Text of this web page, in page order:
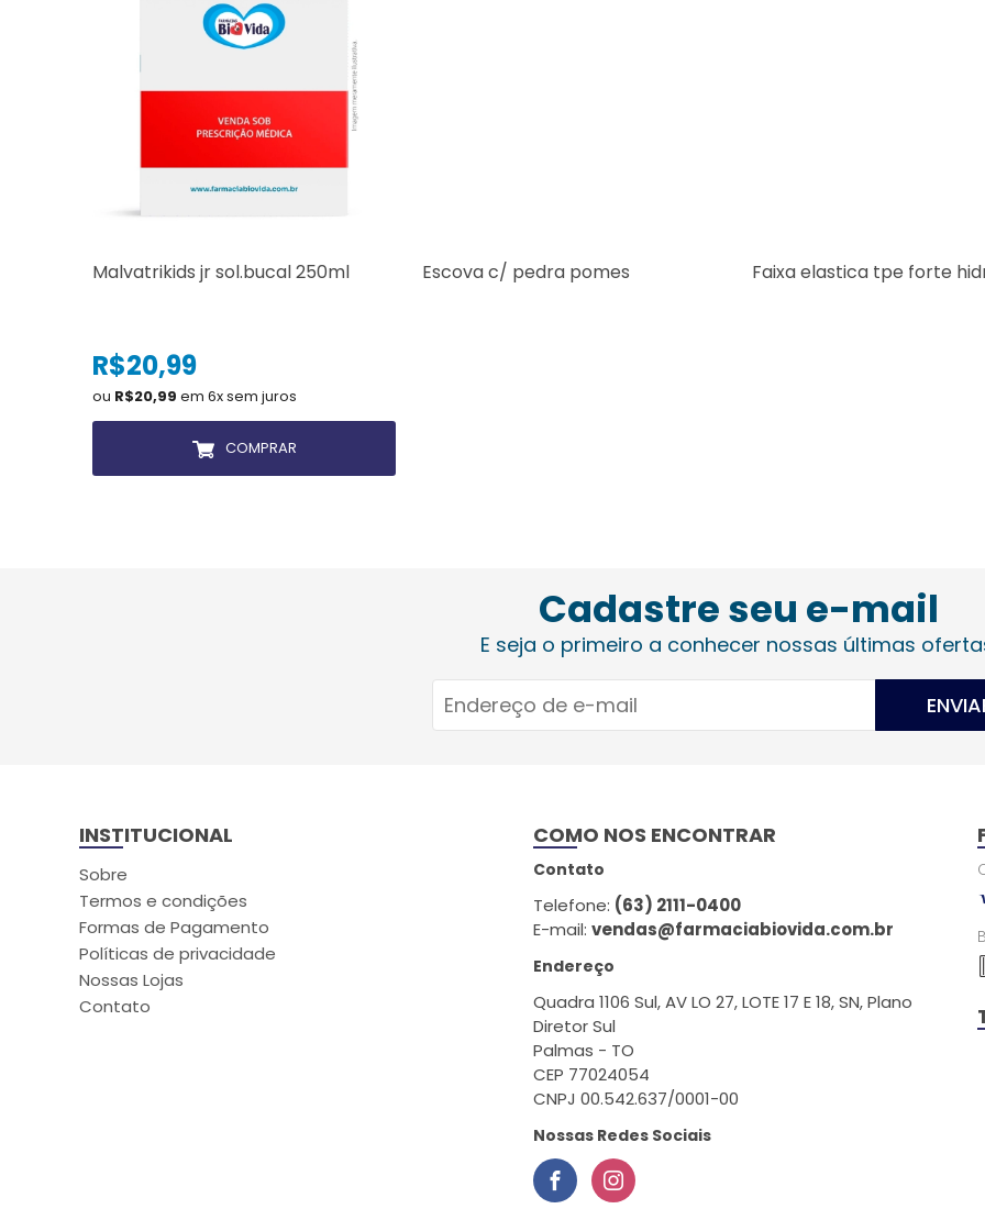
Malvatrikids jr sol.bucal 250ml
R$20,99
ou R$20,99 em 6x sem juros
COMPRAR
Escova c/ pedra pomes Faixa elastica tpe forte
Cadastre seu e-mail
E seja o primeiro a conhecer nossas últimas
INSTITUCIONAL
Sobre
Termos e condições
Formas de Pagamento
Políticas de privacidade
Nossas Lojas
Contato
COMO NOS ENCONTRAR
Contato
Telefone: (63) 2111-0400
E-mail:vendas@farmaciabiovida.com.br
Endereço
Quadra 1106 Sul, AV LO 27, LOTE 17 E 18, SN, Plano
Diretor Sul
Palmas - TO
CEP 77024054
CNPJ 00.542.637/0001-00
Nossas Redes Sociais